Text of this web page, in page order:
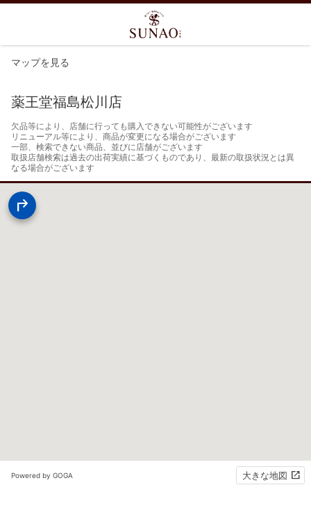
マップを見る
薬王堂福島松川店
欠品等により、店舗に行っても購入できない可能性がございます
リニューアル等により、商品が変更になる場合がございます
一部、検索できない商品、並びに店舗がございます
取扱店舗検索は過去の出荷実績に基づくものであり、最新の取扱状況とは異
なる場合がございます
Powered by GOGA 大きな地図